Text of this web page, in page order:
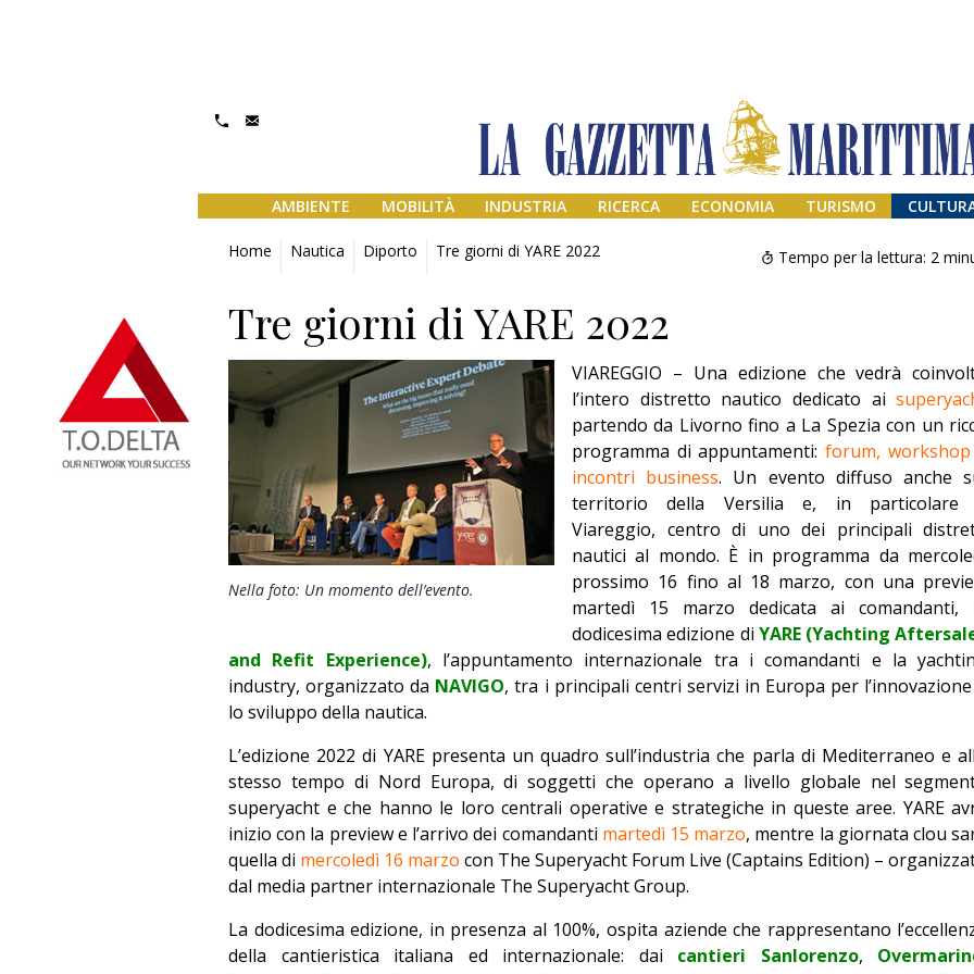
AMBIENTE MOBILITÀ INDUSTRIA RICERCA ECONOMIA TURISMO
Home Nautica Diporto Tre giorni di YARE 2022 Tempo per la lettura: 2
Tre giorni di YARE 2022
Nella foto: Un momento dell’evento.
VIAREGGIO – Una edizione che vedrà
l’intero distretto nautico dedicato ai
partendo da Livorno fino a La Spezia con un
programma di appuntamenti:forum, workshop
incontri business. Un evento diffuso anche
territorio della Versilia e, in particolare
Viareggio, centro di uno dei principali
nautici al mondo. È in programma da
prossimo 16 fino al 18 marzo, con una
martedì 15 marzo dedicata ai comandanti,
dodicesima edizione di YARE (Yachting
and Refit Experience), l’appuntamento internazionale tra i comandanti e la
industry, organizzato da NAVIGO, tra i principali centri servizi in Europa per
lo sviluppo della nautica.
L’edizione 2022 di YARE presenta un quadro sull’industria che parla di Mediterraneo e
stesso tempo di Nord Europa, di soggetti che operano a livello globale nel
superyacht e che hanno le loro centrali operative e strategiche in queste aree. YARE
inizio con la preview e l’arrivo dei comandanti martedì 15 marzo, mentre la giornata clou
quella di mercoledì 16 marzo con The Superyacht Forum Live (Captains Edition) –
dal media partner internazionale The Superyacht Group.
La dodicesima edizione, in presenza al 100%, ospita aziende che rappresentano
della cantieristica italiana ed internazionale: dai cantieri Sanlorenzo,
Addio amico
Giorgio
Editoriale